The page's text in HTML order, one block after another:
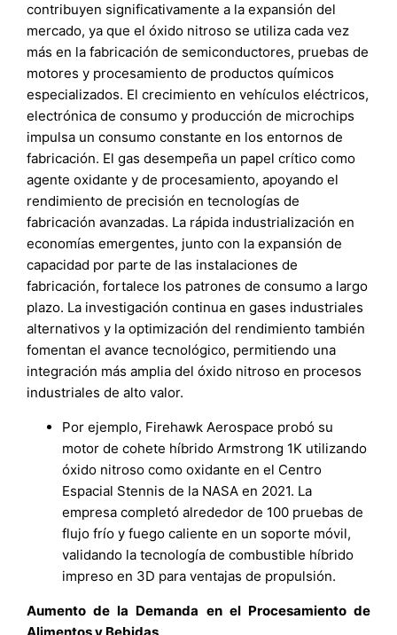
contribuyen significativamente a la expansión del
mercado, ya que el óxido nitroso se utiliza cada vez
más en la fabricación de semiconductores, pruebas de
motores y procesamiento de productos químicos
especializados. El crecimiento en vehículos eléctricos,
electrónica de consumo y producción de microchips
impulsa un consumo constante en los entornos de
fabricación. El gas desempeña un papel crítico como
agente oxidante y de procesamiento, apoyando el
rendimiento de precisión en tecnologías de
fabricación avanzadas. La rápida industrialización en
economías emergentes, junto con la expansión de
capacidad por parte de las instalaciones de
fabricación, fortalece los patrones de consumo a largo
plazo. La investigación continua en gases industriales
alternativos y la optimización del rendimiento también
fomentan el avance tecnológico, permitiendo una
integración más amplia del óxido nitroso en procesos
industriales de alto valor.
Por ejemplo, Firehawk Aerospace probó su
motor de cohete híbrido Armstrong 1K utilizando
óxido nitroso como oxidante en el Centro
Espacial Stennis de la NASA en 2021. La
empresa completó alrededor de 100 pruebas de
flujo frío y fuego caliente en un soporte móvil,
validando la tecnología de combustible híbrido
impreso en 3D para ventajas de propulsión.
Aumento de la Demanda en el Procesamiento de